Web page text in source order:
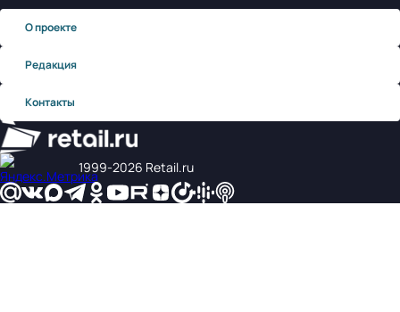
О проекте
Редакция
Контакты
1999‑2026 Retail.ru